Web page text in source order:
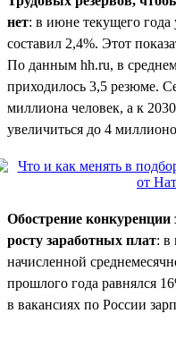
нет: в июне текущего года
составил 2,4%. Этот
По данным hh.ru, в
приходилось 3,5 резюме.
миллиона человек, а к
увеличиться до 4
Обострение
росту заработных плат: в
начисленной
прошлого года равнялся
в вакансиях по России